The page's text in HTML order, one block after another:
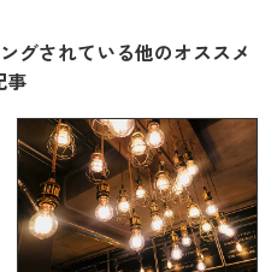
グされている他のオススメ
事